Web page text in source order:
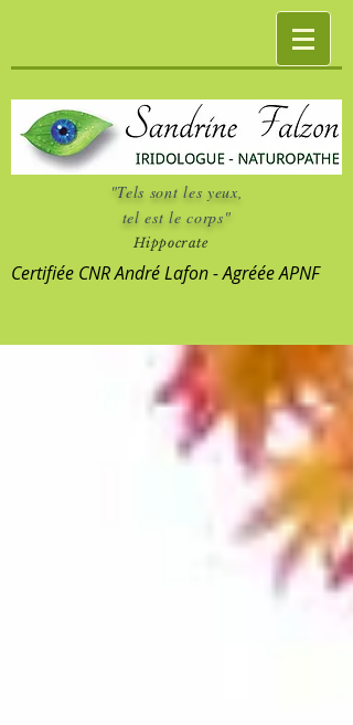
"Tels sont les yeux,
tel est le corps"
Hippocrate
Certifiée CNR André Lafon - Agréée APNF